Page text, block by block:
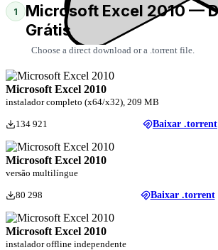
1
Microsoft Excel 2010 —
Grátis
Choose a direct download or a .torrent file.
Microsoft Excel 2010
instalador completo (x64/x32), 209 MB
134 921 Baixar .torrent
Microsoft Excel 2010
versão multilíngue
80 298 Baixar .torrent
Microsoft Excel 2010
instalador offline independente